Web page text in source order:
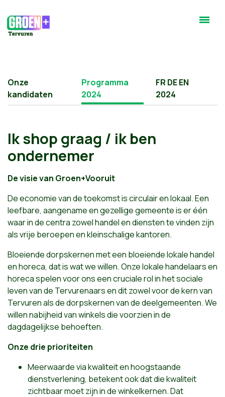
Onze
kandidaten
Programma
2024
FR DE EN
2024
Ik shop graag / ik ben
ondernemer
De visie van Groen+Vooruit
De economie van de toekomst is circulair en lokaal. Een
leefbare, aangename en gezellige gemeente is er één
waar in de centra zowel handel en diensten te vinden zijn
als vrije beroepen en kleinschalige kantoren.
Bloeiende dorpskernen met een bloeiende lokale handel
en horeca, dat is wat we willen. Onze lokale handelaars en
horeca spelen voor ons een cruciale rol in het sociale
leven van de Tervurenaars en dit zowel voor de kern van
Tervuren als de dorpskernen van de deelgemeenten. We
willen nabijheid van winkels die voorzien in de
dagdagelijkse behoeften.
Onze drie prioriteiten
Meerwaarde via kwaliteit en hoogstaande
dienstverlening, betekent ook dat die kwaliteit
zichtbaar moet zijn in de winkelkernen. Dat